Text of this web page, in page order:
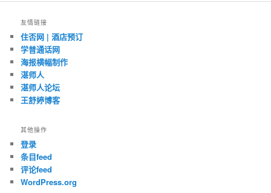
友情链接
住否网 | 酒店预订
学普通话网
海报横幅制作
湛师人
湛师人论坛
王舒婷博客
其他操作
登录
条目feed
评论feed
WordPress.org